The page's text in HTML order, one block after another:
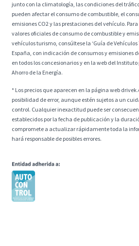
junto con la climatología, las condiciones del
pueden afectar el consumo de combustible, el
emisiones CO2 y las prestaciones del vehículo.
valores oficiales de consumo de combustible y
vehículos turismo, consúltese la ‘Guía de
España, con indicación de consumos y emisiones
en todos los concesionarios y en la web del
Ahorro de la Energía.
* Los precios que aparecen en la página web
posibilidad de error, aunque estén sujetos a un
control. Cualquier inexactitud puede ser
establecidos por la fecha de publicación y la
compromete a actualizar rápidamente toda la
hará responsable de posibles errores.